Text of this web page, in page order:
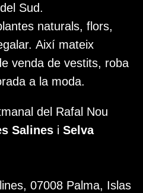
Sud.
naturals, flors,
Així mateix
venda de vestits, roba
a la moda.
del Rafal Nou
Salines i Selva
07008 Palma, Islas